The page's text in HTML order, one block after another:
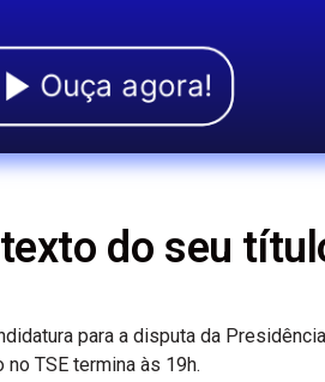
Ouça agora!
do seu
para a disputa da
TSE termina às 19h.